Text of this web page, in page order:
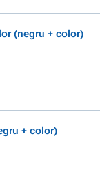
(negru + color)
+ color)